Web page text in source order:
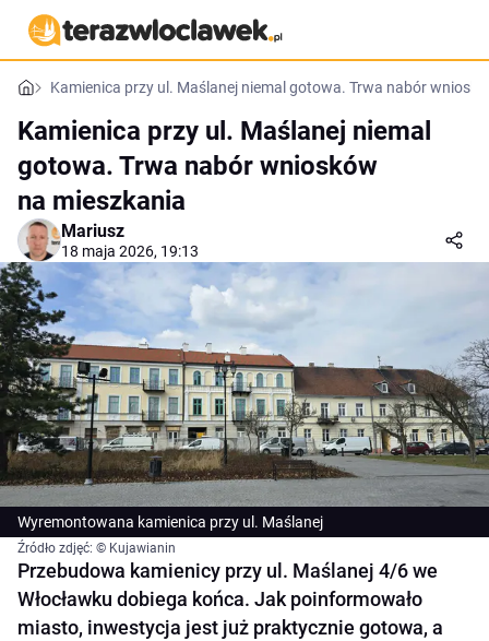
Kamienica przy ul. Maślanej niemal gotowa. Trwa nabór
Kamienica przy ul. Maślanej niemal
gotowa. Trwa nabór wniosków
na mieszkania
Mariusz
18 maja 2026, 19:13
Wyremontowana kamienica przy ul. Maślanej
Źródło zdjęć: © Kujawianin
Przebudowa kamienicy przy ul. Maślanej 4/6 we
Włocławku dobiega końca. Jak poinformowało
miasto, inwestycja jest już praktycznie gotowa, a